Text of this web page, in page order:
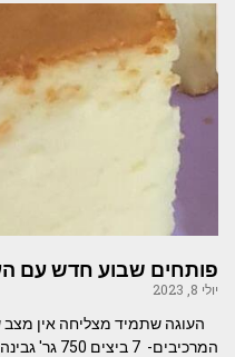
פותחים שבוע חדש עם
יולי 8, 2023
העוגה שתמיד מצליחה אין מצב